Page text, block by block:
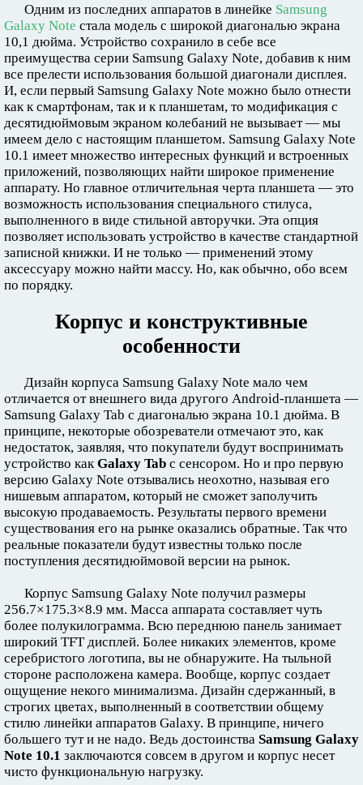
Одним из последних аппаратов в линейке Samsung
Galaxy Note стала модель с широкой диагональю экрана
10,1 дюйма. Устройство сохранило в себе все
преимущества серии Samsung Galaxy Note, добавив к ним
все прелести использования большой диагонали дисплея.
И, если первый Samsung Galaxy Note можно было отнести
как к смартфонам, так и к планшетам, то модификация с
десятидюймовым экраном колебаний не вызывает — мы
имеем дело с настоящим планшетом. Samsung Galaxy Note
10.1 имеет множество интересных функций и встроенных
приложений, позволяющих найти широкое применение
аппарату. Но главное отличительная черта планшета — это
возможность использования специального стилуса,
выполненного в виде стильной авторучки. Эта опция
позволяет использовать устройство в качестве стандартной
записной книжки. И не только — применений этому
аксессуару можно найти массу. Но, как обычно, обо всем
по порядку.
Корпус и конструктивные
особенности
Дизайн корпуса Samsung Galaxy Note мало чем
отличается от внешнего вида другого Android-планшета —
Samsung Galaxy Tab с диагональю экрана 10.1 дюйма. В
принципе, некоторые обозреватели отмечают это, как
недостаток, заявляя, что покупатели будут воспринимать
устройство как Galaxy Tab с сенсором. Но и про первую
версию Galaxy Note отзывались неохотно, называя его
нишевым аппаратом, который не сможет заполучить
высокую продаваемость. Результаты первого времени
существования его на рынке оказались обратные. Так что
реальные показатели будут известны только после
поступления десятидюймовой версии на рынок.
Корпус Samsung Galaxy Note получил размеры
256.7×175.3×8.9 мм. Масса аппарата составляет чуть
более полукилограмма. Всю переднюю панель занимает
широкий TFT дисплей. Более никаких элементов, кроме
серебристого логотипа, вы не обнаружите. На тыльной
стороне расположена камера. Вообще, корпус создает
ощущение некого минимализма. Дизайн сдержанный, в
строгих цветах, выполненный в соответствии общему
стилю линейки аппаратов Galaxy. В принципе, ничего
большего тут и не надо. Ведь достоинства Samsung Galaxy
Note 10.1 заключаются совсем в другом и корпус несет
чисто функциональную нагрузку.